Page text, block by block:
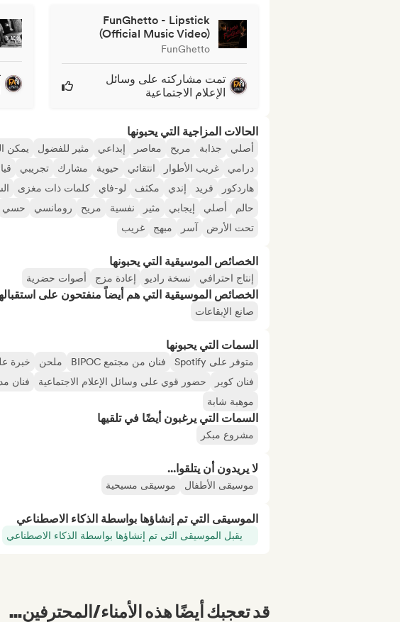
FunGhetto - Lipstick
(Official Music Video)
FunGhetto
تمت مشاركته على وسائل
الإعلام الاجتماعية
الحالات المزاجية التي يحبونها
أصلي جذابة مريح معاصر إبداعي مثير للفضول يمكن
درامي
غريب الأطوار انتقائي حيوية مشارك تجريبي
هاردكور
فريد إندي مكثف لو-فاي كلمات ذات مغزى
حالم
أصلي إيجابي مثير نفسية مريح رومانسي حسي
تحت الأرض
آسر مبهج غريب
الخصائص الموسيقية التي يحبونها
إنتاج احترافي نسخة راديو إعادة مزج أصوات حضرية
الخصائص الموسيقية التي هم أيضاً منفتحون على
صانع الإيقاعات
السمات التي يحبونها
متوفر على Spotify فنان من مجتمع BIPOC ملحن خبرة
فنان كوير
حضور قوي على وسائل الإعلام الاجتماعية فنان
موهبة شابة
السمات التي يرغبون أيضًا في تلقيها
مشروع مبكر
لا يريدون أن يتلقوا...
موسيقى الأطفال موسيقى مسيحية
الموسيقى التي تم إنشاؤها بواسطة الذكاء الاصطناعي
يقبل الموسيقى التي تم إنشاؤها بواسطة الذكاء الاصطناعي
قد تعجبك أيضًا هذه الأمناء/المحترفين...